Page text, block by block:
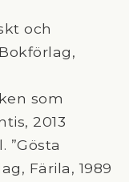
och
som
2013
”Gösta
Färila, 1989